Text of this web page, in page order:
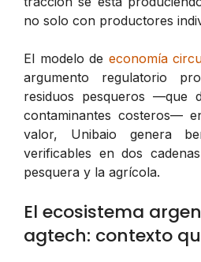
no solo con productores
El modelo de economía
argumento regulatorio
residuos pesqueros —que
contaminantes costeros—
valor, Unibaio genera
verificables en dos
pesquera y la agrícola.
El ecosistema
agtech: contexto